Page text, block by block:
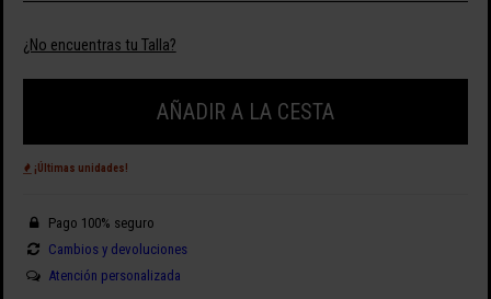
¿No encuentras tu Talla?
AÑADIR A LA CESTA
¡Últimas unidades!
Pago 100% seguro
Cambios y devoluciones
Atención personalizada